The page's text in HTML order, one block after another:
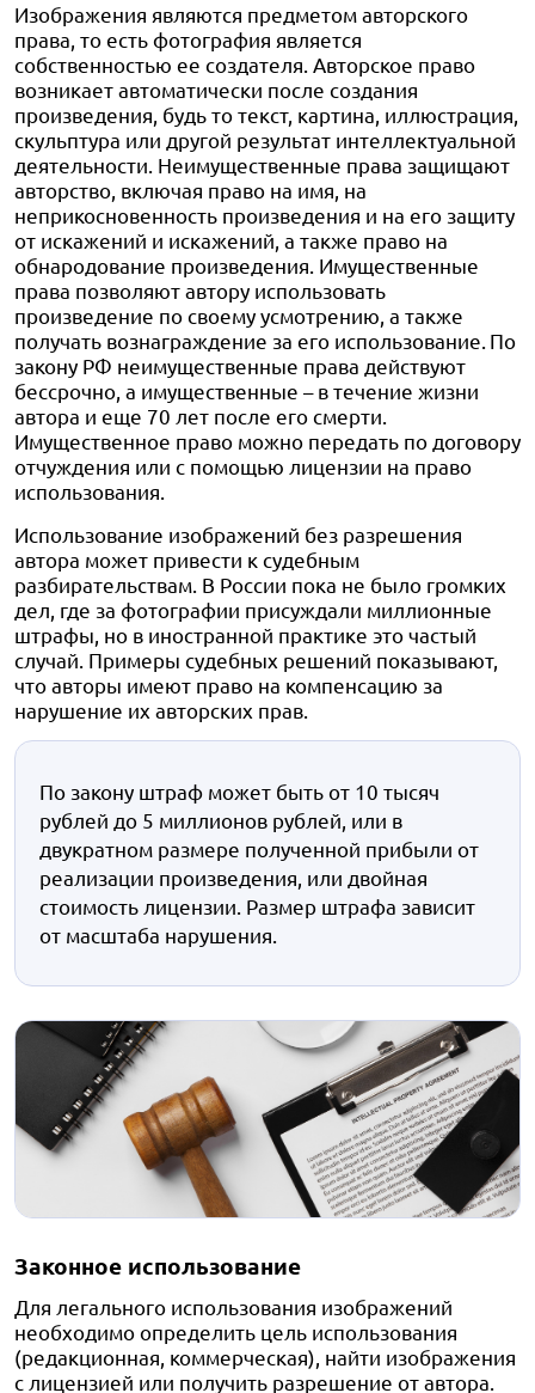
Изображения являются предметом авторского
права, то есть фотография является
собственностью ее создателя. Авторское право
возникает автоматически после создания
произведения, будь то текст, картина, иллюстрация,
скульптура или другой результат интеллектуальной
деятельности. Неимущественные права защищают
авторство, включая право на имя, на
неприкосновенность произведения и на его защиту
от искажений и искажений, а также право на
обнародование произведения. Имущественные
права позволяют автору использовать
произведение по своему усмотрению, а также
получать вознаграждение за его использование. По
закону РФ неимущественные права действуют
бессрочно, а имущественные – в течение жизни
автора и еще 70 лет после его смерти.
Имущественное право можно передать по договору
отчуждения или с помощью лицензии на право
использования.
Использование изображений без разрешения
автора может привести к судебным
разбирательствам. В России пока не было громких
дел, где за фотографии присуждали миллионные
штрафы, но в иностранной практике это частый
случай. Примеры судебных решений показывают,
что авторы имеют право на компенсацию за
нарушение их авторских прав.
По закону штраф может быть от 10 тысяч
рублей до 5 миллионов рублей, или в
двукратном размере полученной прибыли от
реализации произведения, или двойная
стоимость лицензии. Размер штрафа зависит
от масштаба нарушения.
Законное использование
Для легального использования изображений
необходимо определить цель использования
(редакционная, коммерческая), найти изображения
с лицензией или получить разрешение от автора.